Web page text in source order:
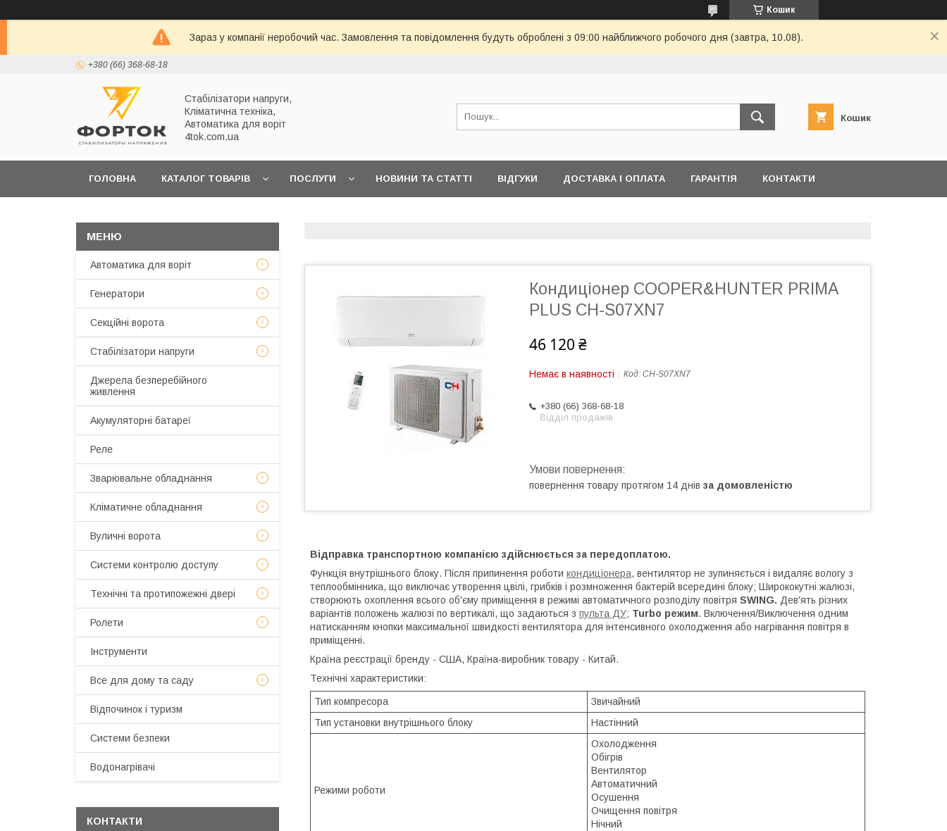
Кошик
Зараз у компанії неробочий час. Замовлення та повідомлення будуть оброблені з 09:00 найближчого робочого дня (завтра, 10.08).
+380 (66) 368-68-18
Стабілізатори напруги,
Кліматична техніка,
Автоматика для воріт
4tok.com.ua
Кошик
ГОЛОВНА КАТАЛОГ ТОВАРІВ ПОСЛУГИ НОВИНИ ТА СТАТТІ ВІДГУКИ ДОСТАВКА І ОПЛАТА ГАРАНТІЯ КОНТАКТИ
Кондиціонер COOPER&HUNTER PRIMA
PLUS CH-S07XN7
46 120 ₴
Немає в наявності Код: CH-S07XN7
+380 (66) 368-68-18
Відділ продажів
повернення товару протягом 14 днів за домовленістю
Відправка транспортною компанією здійснюється за передоплатою.
Функція внутрішнього блоку. Після припинення роботи кондиціонера, вентилятор не зупиняється і видаляє вологу з
теплообмінника, що виключає утворення цвілі, грибків і розмноження бактерій всередині блоку; Ширококутні жалюзі,
створюють охоплення всього об'єму приміщення в режимі автоматичного розподілу повітря SWING. Дев'ять різних
варіантів положень жалюзі по вертикалі, що задаються з пульта ДУ; Turbo режим. Включення/Виключення одним
натисканням кнопки максимальної швидкості вентилятора для інтенсивного охолодження або нагрівання повітря в
приміщенні.
Країна реєстрації бренду - США, Країна-виробник товару - Китай.
Технічні характеристики:
Тип компресора
Звичайний
Тип установки внутрішнього блоку
Настінний
Режими роботи
Охолодження
Обігрів
Вентилятор
Автоматичний
Осушення
Очищення повітря
Нічний
Автоматика для воріт
Генератори
Секційні ворота
Стабілізатори напруги
Джерела безперебійного
живлення
Акумуляторні батареї
Реле
Зварювальне обладнання
Кліматичне обладнання
Вуличні ворота
Системи контролю доступу
Технічні та протипожежні двері
Ролети
Інструменти
Все для дому та саду
Відпочинок і туризм
Системи безпеки
Водонагрівачі
КОНТАКТИ